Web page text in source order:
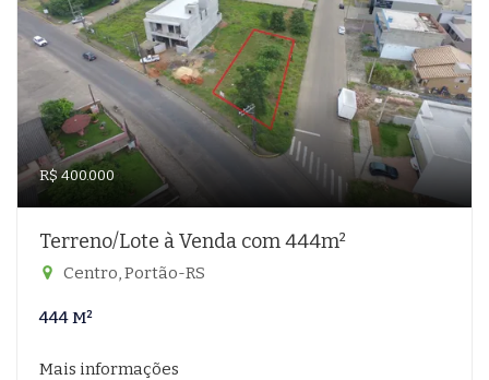
R$ 400.000
Terreno/Lote à Venda com 444m²
Centro, Portão-RS
444 M²
Mais informações